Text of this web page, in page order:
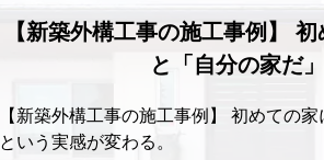
【新築外構工事の施工事例】
と「自分の家だ
【新築外構工事の施工事例】 初めての
という実感が変わる。